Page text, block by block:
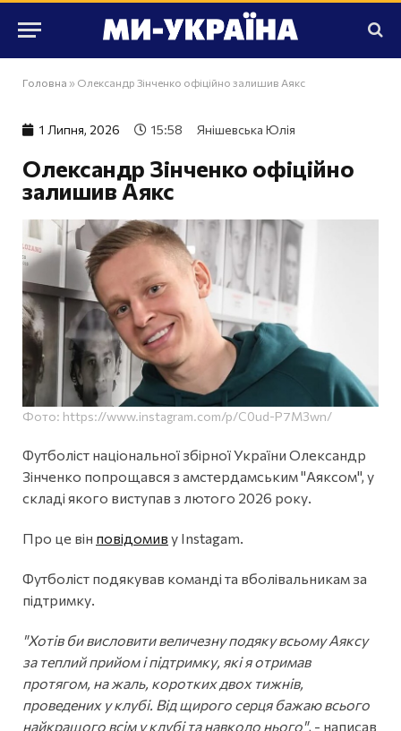
Головна » Олександр Зінченко офіційно залишив Аякс
1 Липня, 2026 15:58 Янішевська Юлія
Олександр Зінченко офіційно
залишив Аякс
Фото: https://www.instagram.com/p/C0ud-P7M3wn/
Футболіст національної збірної України Олександр
Зінченко попрощався з амстердамським "Аяксом", у
складі якого виступав з лютого 2026 року.
Про це він повідомив у Instagam.
Футболіст подякував команді та вболівальникам за
підтримку.
"Хотів би висловити величезну подяку всьому Аяксу
за теплий прийом і підтримку, які я отримав
протягом, на жаль, коротких двох тижнів,
проведених у клубі. Від щирого серця бажаю всього
найкращого всім у клубі та навколо нього", - написав